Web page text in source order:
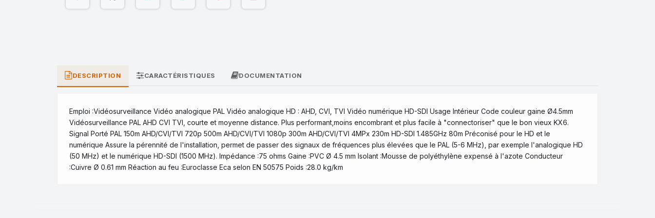
DESCRIPTION CARACTÉRISTIQUES DOCUMENTATION
Emploi :Vidéosurveillance Vidéo analogique PAL Vidéo analogique HD : AHD, CVI, TVI Vidéo numérique HD-SDI Usage Intérieur Code couleur gaine Ø4.5mm
Vidéosurveillance PAL AHD CVI TVI, courte et moyenne distance. Plus performant,moins encombrant et plus facile à "connectoriser" que le bon vieux KX6.
Signal Porté PAL 150m AHD/CVI/TVI 720p 500m AHD/CVI/TVI 1080p 300m AHD/CVI/TVI 4MPx 230m HD-SDI 1.485GHz 80m Préconisé pour le HD et le
numérique Assure la pérennité de l'installation, permet de passer des signaux de fréquences plus élevées que le PAL (5-6 MHz), par exemple l'analogique HD
(50 MHz) et le numérique HD-SDI (1500 MHz). Impédance :75 ohms Gaine :PVC Ø 4.5 mm Isolant :Mousse de polyéthylène expensé à l'azote Conducteur
:Cuivre Ø 0.61 mm Réaction au feu :Euroclasse Eca selon EN 50575 Poids :28.0 kg/km